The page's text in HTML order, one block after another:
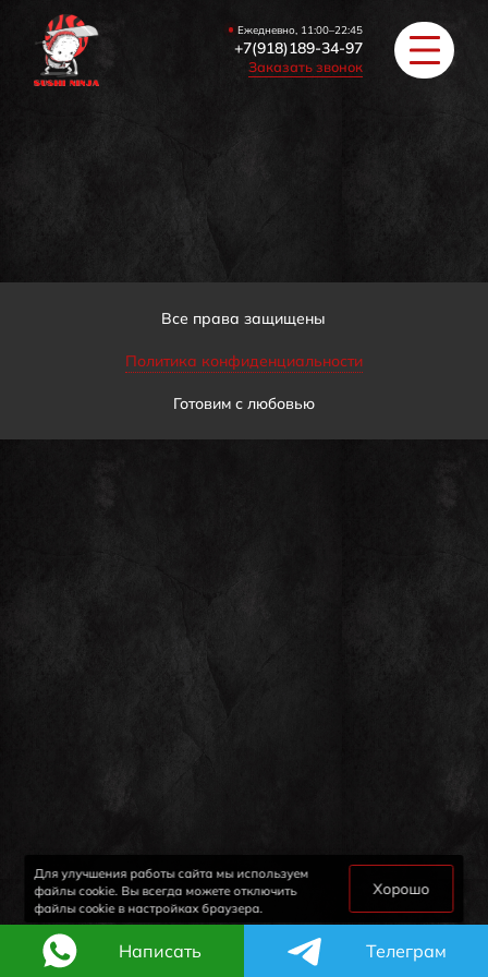
Ежедневно, 11:00–22:45
+7(918)189-34-97
Заказать звонок
ЗАКУСКИ / СУПЫ
COУС / ИМБИРЬ
Все права защищены
Политика конфиденциальности
Готовим с любовью
Для улучшения работы сайта мы используем
файлы cookie. Вы всегда можете отключить
файлы cookie в настройках браузера.
Хорошо
Написать Телеграм